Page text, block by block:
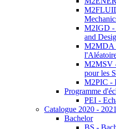
M2IGD -
and
M2MDA
M2MSV
pour les
M2PIC -
Programme
PEI -
Catalogue 2020 - 2021
Bachelor
BS -